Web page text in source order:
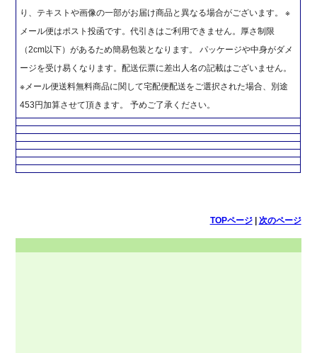
り、テキストや画像の一部がお届け商品と異なる場合がございます。 ※
メール便はポスト投函です。代引きはご利用できません。厚さ制限
（2cm以下）があるため簡易包装となります。 パッケージや中身がダメ
ージを受け易くなります。配送伝票に差出人名の記載はございません。
※メール便送料無料商品に関して宅配便配送をご選択された場合、別途
453円加算させて頂きます。 予めご了承ください。
TOPページ| 次のページ